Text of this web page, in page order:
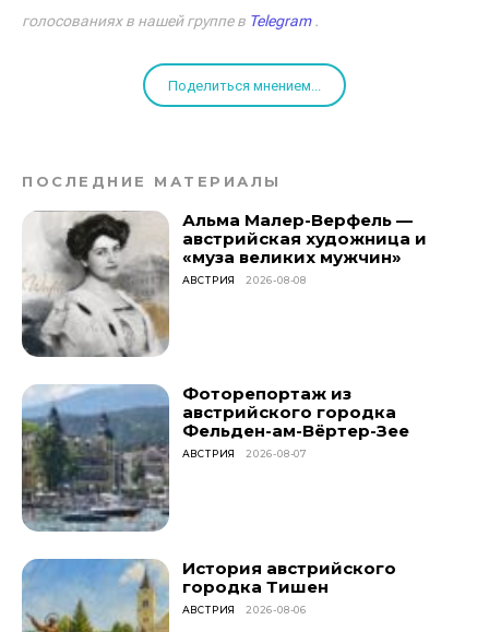
голосованиях в нашей группе в Telegram.
Поделиться мнением...
ПОСЛЕДНИЕ МАТЕРИАЛЫ
Альма Малер-Верфель —
австрийская художница и
«муза великих мужчин»
АВСТРИЯ 2026-08-08
Фоторепортаж из
австрийского городка
Фельден-ам-Вёртер-Зее
АВСТРИЯ 2026-08-07
История австрийского
городка Тишен
АВСТРИЯ 2026-08-06